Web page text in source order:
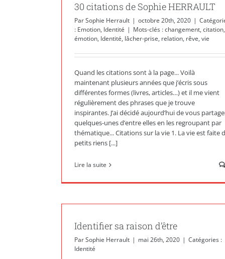
30 citations de Sophie HERRAULT
ParSophie Herrault | octobre 20th, 2020 |
: Emotion, Identité | Mots-clés :changement, citation,
émotion, Identité, lâcher-prise, relation, rêve, vie
Quand les citations sont à la page... Voilà
maintenant plusieurs années que j’écris sous
différentes formes (livres, articles…) et il me vient
régulièrement des phrases que je trouve
inspirantes. J’ai décidé aujourd’hui de vous
quelques-unes d’entre elles en les regroupant par
thématique... Citations sur la vie 1. La vie est faite
petits riens [...]
Lire la suite
Identifier sa raison d’être
ParSophie Herrault | mai 26th, 2020 | Catégories :
Identité